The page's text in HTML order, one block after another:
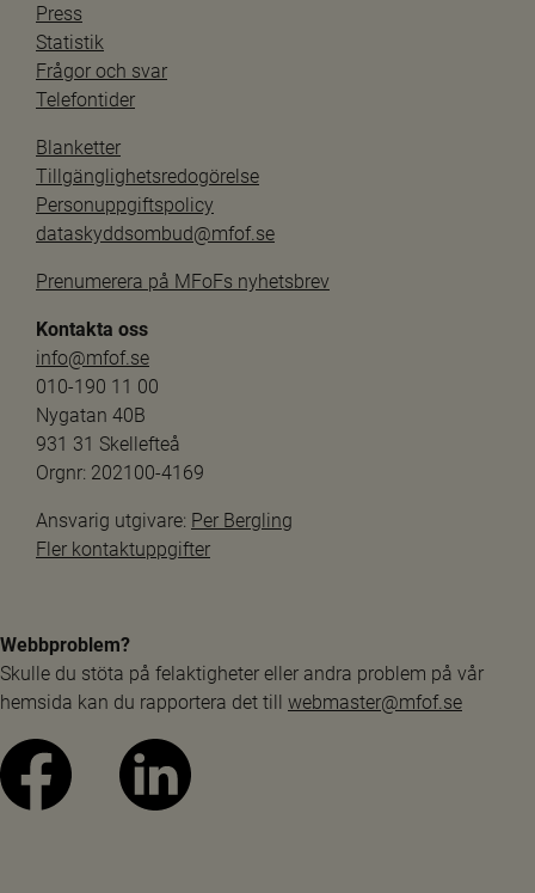
Press
Statistik
Frågor och svar
Telefontider
Blanketter
Tillgänglighetsredogörelse
Personuppgiftspolicy
dataskyddsombud@mfof.se
Prenumerera på MFoFs nyhetsbrev
Kontakta oss
info@mfof.se
010-190 11 00
Nygatan 40B
931 31 Skellefteå
Orgnr: 202100-4169
Ansvarig utgivare: Per Bergling
Fler kontaktuppgifter
Webbproblem?
Skulle du stöta på felaktigheter eller andra problem på vår
hemsida kan du rapportera det till webmaster@mfof.se